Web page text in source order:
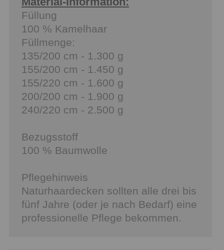
Füllung
100 % Kamelhaar
Füllmenge:
135/200 cm - 1.300 g
155/200 cm - 1.450 g
155/220 cm - 1.600 g
200/200 cm - 1.900 g
240/220 cm - 2.500 g
Bezugsstoff
100 % Baumwolle
Pflegehinweis
Naturhaardecken sollten alle drei bis
fünf Jahre (oder je nach Bedarf) eine
professionelle Pflege bekommen.